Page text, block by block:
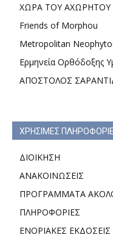
ΧΩΡΑ ΤΟΥ ΑΧΩΡΗΤΟΥ
Friends of Morphou
Metropolitan
Ερμηνεία Ορθόδοξης
ΑΠΟΣΤΟΛΟΣ
ΧΡΗΣΙΜΕΣ
ΔΙΟΙΚΗΣΗ
ΑΝΑΚΟΙΝΩΣΕΙΣ
ΠΡΟΓΡΑΜΜΑΤΑ
ΠΛΗΡΟΦΟΡΙΕΣ
ΕΝΟΡΙΑΚΕΣ ΕΚΔΟΣΕΙΣ